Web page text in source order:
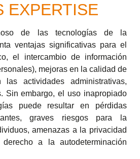
EXPERTISE
de las tecnologías de la
ventajas significativas para el
el intercambio de información
mejoras en la calidad de
actividades administrativas,
Sin embargo, el uso inapropiado
puede resultar en pérdidas
graves riesgos para la
amenazas a la privacidad
a la autodeterminación